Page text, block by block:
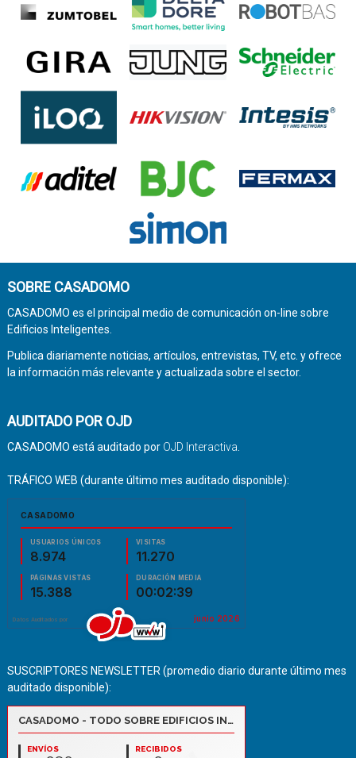
SOBRE CASADOMO
CASADOMO es el principal medio de comunicación on-line sobre
Edificios Inteligentes.
Publica diariamente noticias, artículos, entrevistas, TV, etc. y ofrece
la información más relevante y actualizada sobre el sector.
AUDITADO POR OJD
CASADOMO está auditado por OJD Interactiva.
TRÁFICO WEB (durante último mes auditado disponible):
SUSCRIPTORES NEWSLETTER (promedio diario durante último mes
auditado disponible):